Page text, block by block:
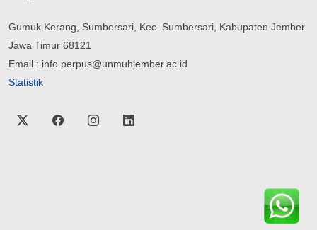
Gumuk Kerang, Sumbersari, Kec. Sumbersari, Kabupaten Jember
Jawa Timur 68121
Email : info.perpus@unmuhjember.ac.id
Statistik